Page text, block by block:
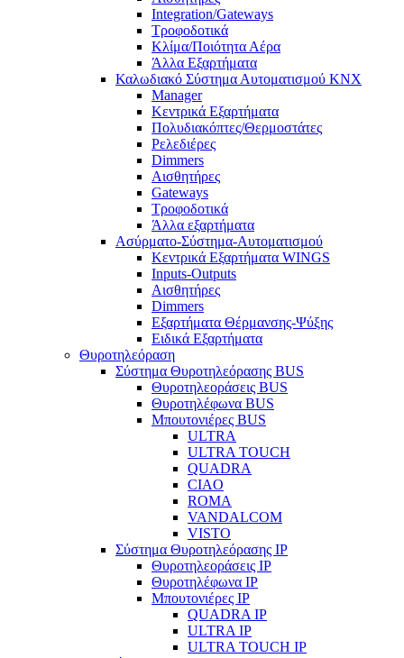
Integration/Gateways
Τροφοδοτικά
Κλίμα/Ποιότητα Αέρα
Άλλα Εξαρτήματα
Καλωδιακό Σύστημα Αυτοματισμού KNX
Manager
Κεντρικά Εξαρτήματα
Πολυδιακόπτες/Θερμοστάτες
Ρελεδιέρες
Dimmers
Αισθητήρες
Gateways
Τροφοδοτικά
Άλλα εξαρτήματα
Ασύρματο-Σύστημα-Αυτοματισμού
Κεντρικά Εξαρτήματα WINGS
Inputs-Outputs
Αισθητήρες
Dimmers
Εξαρτήματα Θέρμανσης-Ψύξης
Ειδικά Εξαρτήματα
Θυροτηλεόραση
Σύστημα Θυροτηλεόρασης BUS
Θυροτηλεοράσεις BUS
Θυροτηλέφωνα BUS
Μπουτονιέρες BUS
ULTRA
ULTRA TOUCH
QUADRA
CIAO
ROMA
VANDALCOM
VISTO
Σύστημα Θυροτηλεόρασης IP
Θυροτηλεοράσεις IP
Θυροτηλέφωνα IP
Μπουτονιέρες IP
QUADRA IP
ULTRA IP
ULTRA TOUCH IP